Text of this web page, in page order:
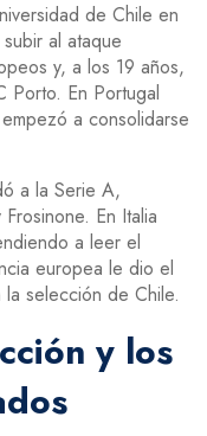
de Chile en
al ataque
y, a los 19 años,
Porto. En Portugal
a consolidarse
a la Serie A,
En Italia
a leer el
europea le dio el
selección de Chile.
y los